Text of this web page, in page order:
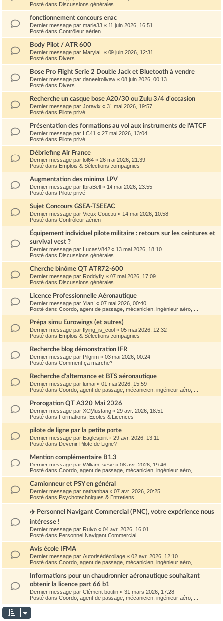
Posté dans Discussions générales
fonctionnement concours enac
Dernier message par marie33 « 11 juin 2026, 16:51
Posté dans Contrôleur aérien
Body Pilot / ATR 600
Dernier message par MaryiaL « 09 juin 2026, 12:31
Posté dans Divers
Bose Pro Flight Serie 2 Double Jack et Bluetooth à vendre
Dernier message par daneelrolivaw « 08 juin 2026, 00:13
Posté dans Divers
Recherche un casque bose A20/30 ou Zulu 3/4 d'occasion
Dernier message par Joravix « 31 mai 2026, 19:57
Posté dans Pilote privé
Présentation des formations au vol aux instruments de l'ATCF
Dernier message par LC41 « 27 mai 2026, 13:04
Posté dans Pilote privé
Débriefing Air France
Dernier message par lol64 « 26 mai 2026, 21:39
Posté dans Emplois & Sélections compagnies
Augmentation des minima LPV
Dernier message par IbraBell « 14 mai 2026, 23:55
Posté dans Pilote privé
Sujet Concours GSEA-TSEEAC
Dernier message par Vieux Coucou « 14 mai 2026, 10:58
Posté dans Contrôleur aérien
Équipement individuel pilote militaire : retours sur les ceintures et
survival vest ?
Dernier message par LucasV842 « 13 mai 2026, 18:10
Posté dans Discussions générales
Cherche binôme QT ATR72-600
Dernier message par Roddyfly « 07 mai 2026, 17:09
Posté dans Discussions générales
Licence Professionnelle Aéronautique
Dernier message par Yian! « 07 mai 2026, 00:40
Posté dans Coordo, agent de passage, mécanicien, ingénieur aéro, ...
Prépa simu Eurowings (et autres)
Dernier message par flying_is_cool « 05 mai 2026, 12:32
Posté dans Emplois & Sélections compagnies
Recherche blog démonstration IFR
Dernier message par Pilgrim « 03 mai 2026, 00:24
Posté dans Comment ça marche?
Recherche d'alternance et BTS aéronautique
Dernier message par lumai « 01 mai 2026, 15:59
Posté dans Coordo, agent de passage, mécanicien, ingénieur aéro, ...
Prorogation QT A320 Mai 2026
Dernier message par XCMustang « 29 avr. 2026, 18:51
Posté dans Formations, Écoles & Licences
pilote de ligne par la petite porte
Dernier message par Eaglespirit « 29 avr. 2026, 13:11
Posté dans Devenir Pilote de Ligne?
Mention complémentaire B1.3
Dernier message par William_sese « 08 avr. 2026, 19:46
Posté dans Coordo, agent de passage, mécanicien, ingénieur aéro, ...
Camionneur et PSY en général
Dernier message par nathanbaa « 07 avr. 2026, 20:25
Posté dans Psychotechniques & Entretiens
✈️ Personnel Navigant Commercial (PNC), votre expérience nous
intéresse !
Dernier message par Ruivo « 04 avr. 2026, 16:01
Posté dans Personnel Navigant Commercial
Avis école IFMA
Dernier message par Autorisédécollage « 02 avr. 2026, 12:10
Posté dans Coordo, agent de passage, mécanicien, ingénieur aéro, ...
Informations pour un chaudronnier aéronautique souhaitant
obtenir la licence part 66 b1
Dernier message par Clément boutin « 31 mars 2026, 17:28
Posté dans Coordo, agent de passage, mécanicien, ingénieur aéro, ...